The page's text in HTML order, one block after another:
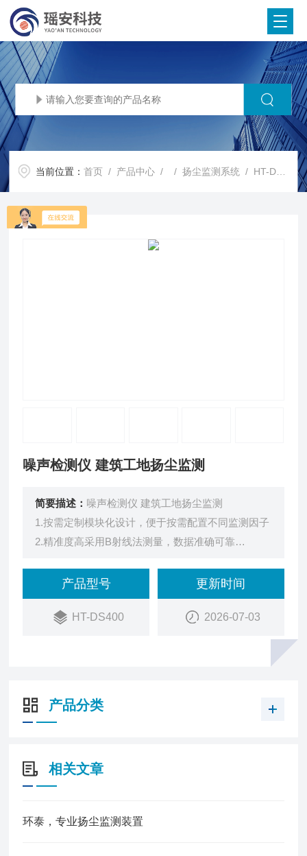
当前位置：首页 / 产品中心 / /扬尘监测系统 / HT-DS400噪声检测仪 建筑工地扬尘监测
噪声检测仪 建筑工地扬尘监测
简要描述： 噪声检测仪 建筑工地扬尘监测
1.按需定制模块化设计，便于按需配置不同监测因子
2.精准度高采用B射线法测量，数据准确可靠
4.实时显示 自动连续监测，便于维护，运行成本低
5.自动采样 间隔1小时采样并记录相关数据
6.便于布点 4G 无线传输稳定，适合大规模网格化布
产品型号
HT-DS400
更新时间
2026-07-03
产品分类
相关文章
环泰，专业扬尘监测装置